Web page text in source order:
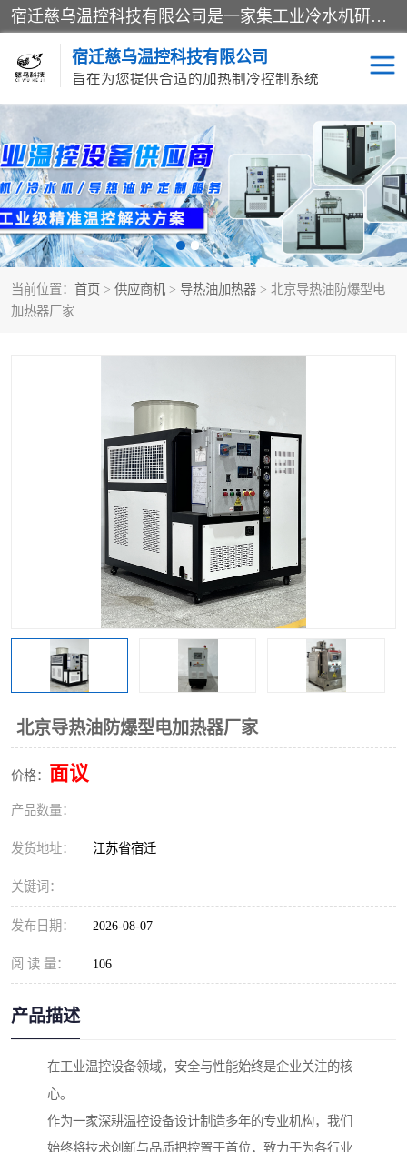
宿迁慈乌温控科技有限公司是一家集工业冷水机研发、制造、营销、服务于一体的技术生产型企业，经营范围包括：冷水机、螺杆式冷水机组、工业冷水机、水冷式冷水机、风冷式冷水机组、风冷螺杆式冷冻机组、冷冻机、注塑专用冷水机、混泥土专用冷水机、低温防爆冷水机组等。专业温控设备供应商 模温机/冷水机/导热油炉定制服务等
宿迁慈乌温控科技有限公司
旨在为您提供合适的加热制冷控制系统
当前位置： 首页 > 供应商机 > 导热油加热器 > 北京导热油防爆型电
加热器厂家
北京导热油防爆型电加热器厂家
价格： 面议
产品数量：
发货地址： 江苏省宿迁
关键词：
发布日期： 2026-08-07
阅 读 量： 106
产品描述
在工业温控设备领域，安全与性能始终是企业关注的核
心。
作为一家深耕温控设备设计制造多年的专业机构，我们
始终将技术创新与品质把控置于首位，致力于为各行业
冷水机 模温机
导热油加热器